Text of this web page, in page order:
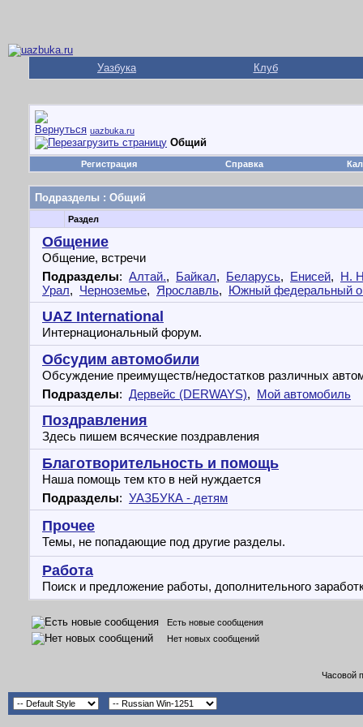
Уазбука Клуб
uazbuka.ru
Общий
Регистрация Справка
Подразделы : Общий
Раздел
Общение
Общение, встречи
Подразделы: Алтай., Байкал, Беларусь, Енисей, Н.
Урал, Черноземье, Ярославль, Южный федеральный
UAZ International
Интернациональный форум.
Обсудим автомобили
Обсуждение преимуществ/недостатков различных
Подразделы: Дервейс (DERWAYS), Мой автомобиль
Поздравления
Здесь пишем всяческие поздравления
Благотворительность и помощь
Наша помощь тем кто в ней нуждается
Подразделы: УАЗБУКА - детям
Прочее
Темы, не попадающие под другие разделы.
Работа
Поиск и предложение работы, дополнительного
Есть новые сообщения
Нет новых сообщений
Часовой